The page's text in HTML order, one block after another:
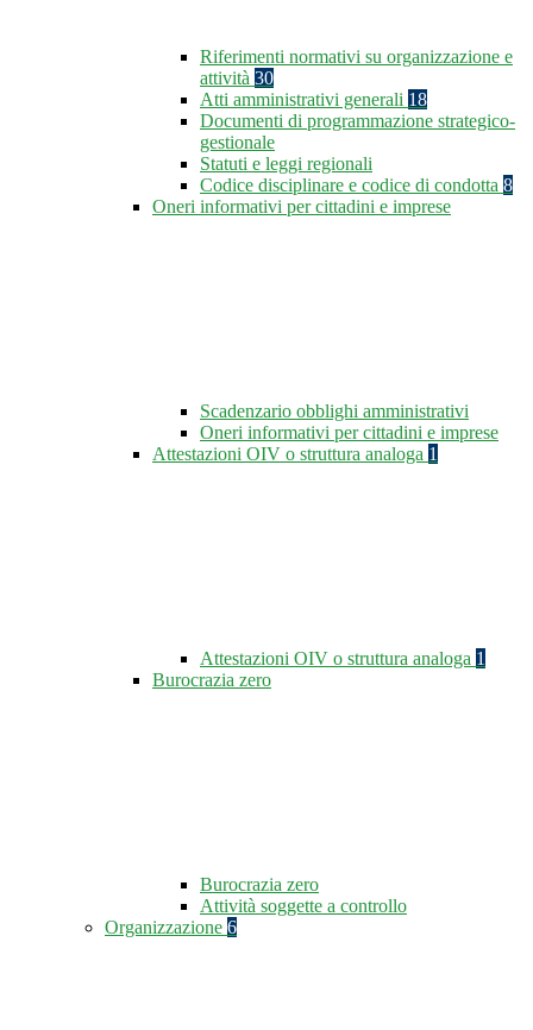
Riferimenti normativi su organizzazione e
attività 30
Atti amministrativi generali 18
Documenti di programmazione strategico-
gestionale
Statuti e leggi regionali
Codice disciplinare e codice di condotta 8
Oneri informativi per cittadini e imprese
Scadenzario obblighi amministrativi
Oneri informativi per cittadini e imprese
Attestazioni OIV o struttura analoga 1
Attestazioni OIV o struttura analoga 1
Burocrazia zero
Burocrazia zero
Attività soggette a controllo
Organizzazione 6